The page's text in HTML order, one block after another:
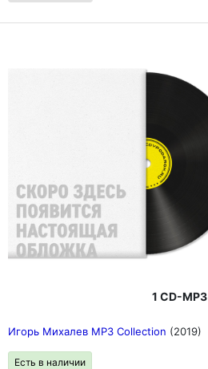
1 CD-MP3
Игорь Михалев MP3 Collection (2019)
Есть в наличии